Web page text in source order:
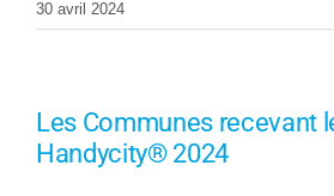
30 avril 2024
Les Communes recevant
Handycity® 2024